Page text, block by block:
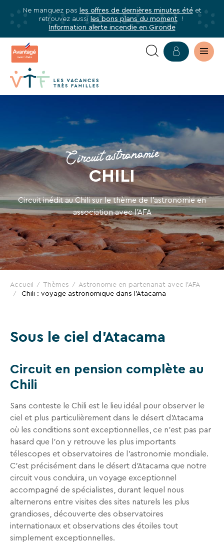
Ne manquez pas les offres de dernières minutes étéet
retrouvez aussiles bons plans du moment !
Information alerte incendie en Gironde
VOYAGE
ASTRONOMIQUE
DANS
L'ATACAMA
Circuit astronomie
CHILI
Circuit inédit au Chili sur le thème de l’astronomie en
association avec l'AFA
Accueil Thèmes
Astronomie en partenariat avec l'AFA
Chili : voyage astronomique dans l'Atacama
Sous le ciel d'Atacama
Circuit en pension complète au
Chili
Sans conteste le Chili est le lieu idéal pour observer le
ciel et plus particulièrement dans le désert d’Atacama
où les conditions sont exceptionnelles, ce n’est pas par
hasard que l’on y retrouve les plus importants
télescopes et observatoires de l’astronomie mondiale.
C’est précisément dans le désert d’Atacama que notre
circuit vous conduira, un voyage exceptionnel
accompagné de spécialistes, durant lequel nous
alternerons entre visites des sites naturels les plus
grandioses, découverte des observatoires
internationaux et observations des étoiles tout
simplement exceptionnelles.
Abonnez-
vous
à
notre
newsletter
pour
être
informé·e
de
tous
les
avantages
VTF,
des
offres
exclusives
et
des
pour
vacances
!
suffit
d’un
clic
Recevez
tous
les
15
jours,
directement
dans
votre